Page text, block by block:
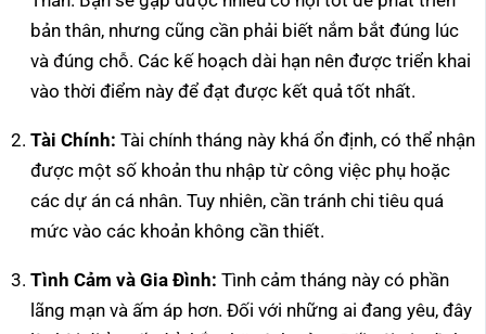
bản thân, nhưng cũng cần phải biết nắm bắt đúng lúc
và đúng chỗ. Các kế hoạch dài hạn nên được triển khai
vào thời điểm này để đạt được kết quả tốt nhất.
Tài Chính: Tài chính tháng này khá ổn định, có thể nhận
được một số khoản thu nhập từ công việc phụ hoặc
các dự án cá nhân. Tuy nhiên, cần tránh chi tiêu quá
mức vào các khoản không cần thiết.
Tình Cảm và Gia Đình: Tình cảm tháng này có phần
lãng mạn và ấm áp hơn. Đối với những ai đang yêu, đây